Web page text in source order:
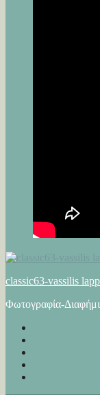
classic63-vassilis
Φωτογραφία-